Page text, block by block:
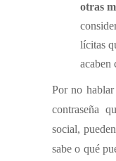
otras
lícitas
acaben
Por no
contraseña
social,
sabe o qué